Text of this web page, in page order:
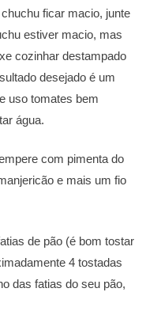
ficar macio, junte
estiver macio, mas
cozinhar destampado
desejado é um
uso tomates bem
água.
com pimenta do
e mais um fio
de pão (é bom tostar
4 tostadas
das fatias do seu pão,